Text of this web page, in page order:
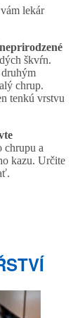
lekár
neprirodzené
škvŕn.
chrup.
tenkú vrstvu
chrupu a
kazu. Určite